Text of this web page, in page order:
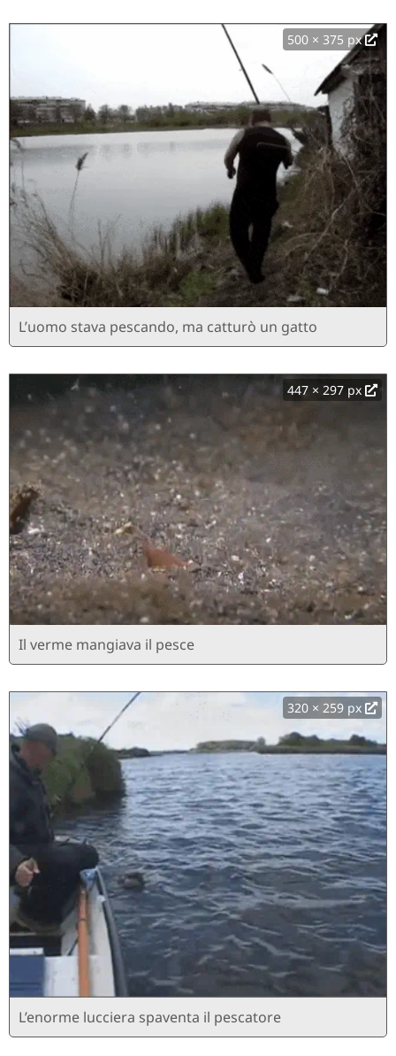
500 × 375 px
L’uomo stava pescando, ma catturò un gatto
447 × 297 px
Il verme mangiava il pesce
320 × 259 px
L’enorme lucciera spaventa il pescatore